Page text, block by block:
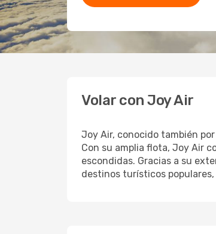
Volar con Joy Air
Joy Air, conocido también
Con su amplia flota, Joy Air
escondidas. Gracias a su
destinos turísticos